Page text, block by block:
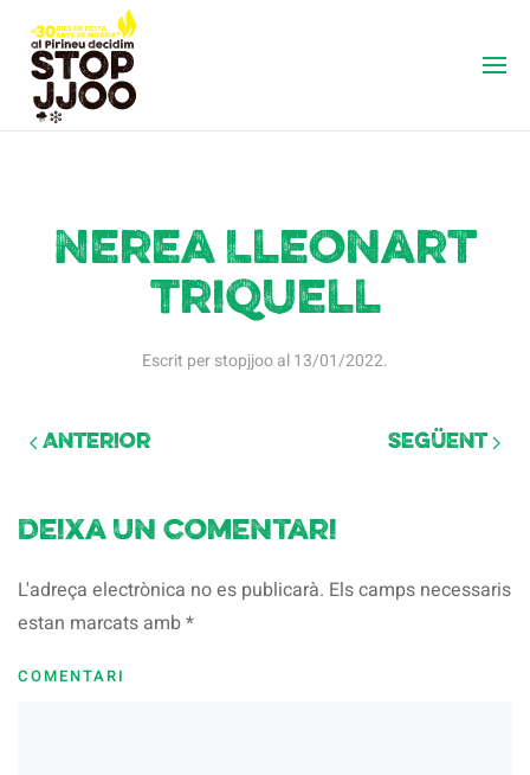
Nerea Lleonart
Triquell
Escrit perstopjjooal13/01/2022.
Anterior Següent
Deixa un comentari
L'adreça electrònica no es publicarà. Els camps necessaris
estan marcats amb*
COMENTARI